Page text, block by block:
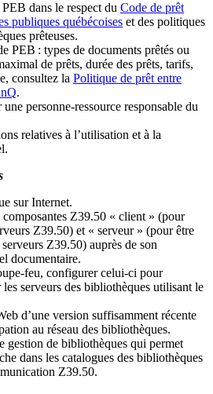
dans le respect du Code de prêt
publiques québécoises et des politiques
prêteuses.
PEB : types de documents prêtés ou
de prêts, durée des prêts, tarifs,
consultez la Politique de prêt entre
.
personne-ressource responsable du
relatives à l’utilisation et à la
sur Internet.
Z39.50 « client » (pour
Z39.50) et « serveur » (pour être
serveurs Z39.50) auprès de son
documentaire.
feu, configurer celui-ci pour
les serveurs des bibliothèques utilisant le
d’une version suffisamment récente
au réseau des bibliothèques.
gestion de bibliothèques qui permet
dans les catalogues des bibliothèques
Z39.50.